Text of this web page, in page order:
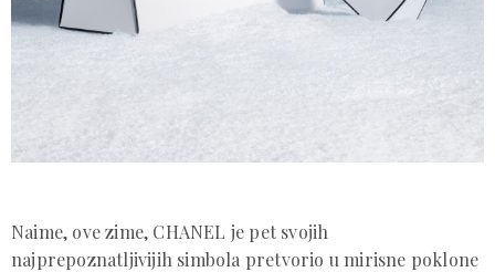
Naime, ove zime, CHANEL je pet svojih
najprepoznatljivijih simbola pretvorio u mirisne poklone